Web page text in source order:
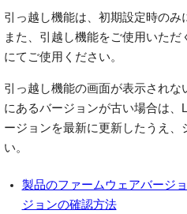
引っ越し機能は、初期設定時のみ
また、引越し機能をご使用いた
にてご使用ください。
引っ越し機能の画面が表示され
にあるバージョンが古い場合は
ージョンを最新に更新したうえ、
い。
製品のファームウェアバージ
ジョンの確認方法